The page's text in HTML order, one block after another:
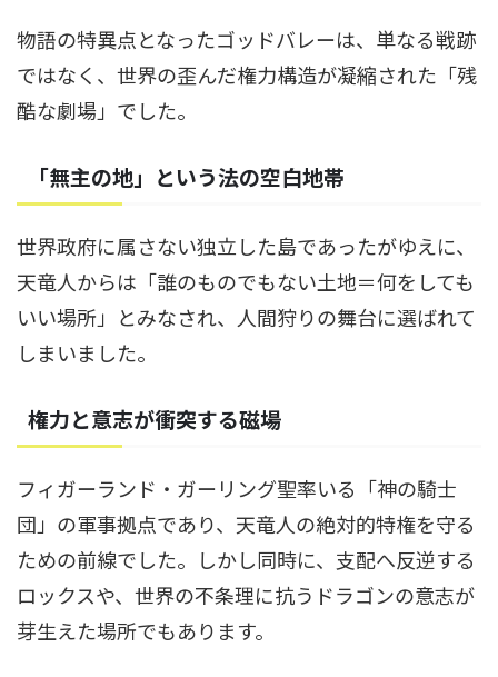
物語の特異点となったゴッドバレーは、単なる戦跡
ではなく、世界の歪んだ権力構造が凝縮された「残
酷な劇場」でした。
「無主の地」という法の空白地帯
世界政府に属さない独立した島であったがゆえに、
天竜人からは「誰のものでもない土地＝何をしても
いい場所」とみなされ、人間狩りの舞台に選ばれて
しまいました。
権力と意志が衝突する磁場
フィガーランド・ガーリング聖率いる「神の騎士
団」の軍事拠点であり、天竜人の絶対的特権を守る
ための前線でした。しかし同時に、支配へ反逆する
ロックスや、世界の不条理に抗うドラゴンの意志が
芽生えた場所でもあります。